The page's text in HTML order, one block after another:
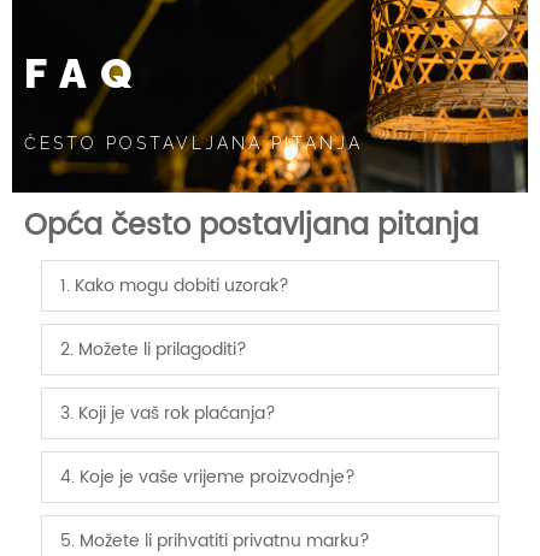
FAQ
ČESTO POSTAVLJANA PITANJA
Opća često postavljana pitanja
1. Kako mogu dobiti uzorak?
2. Možete li prilagoditi?
3. Koji je vaš rok plaćanja?
4. Koje je vaše vrijeme proizvodnje?
5. Možete li prihvatiti privatnu marku?